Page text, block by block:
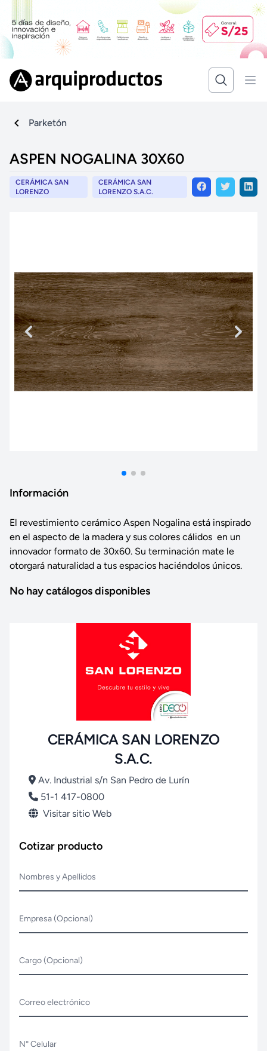
Parketón
ASPEN NOGALINA 30X60
CERÁMICA SAN
LORENZO
CERÁMICA SAN
LORENZO S.A.C.
Información
El revestimiento cerámico Aspen Nogalina está inspirado
en el aspecto de la madera y sus colores cálidos en un
innovador formato de 30x60. Su terminación mate le
otorgará naturalidad a tus espacios haciéndolos únicos.
No hay catálogos disponibles
CERÁMICA SAN LORENZO
S.A.C.
Av. Industrial s/n San Pedro de Lurín
51-1 417-0800
Visitar sitio Web
Cotizar producto
Nombres y Apellidos
Empresa (Opcional)
Cargo (Opcional)
Correo electrónico
N° Celular